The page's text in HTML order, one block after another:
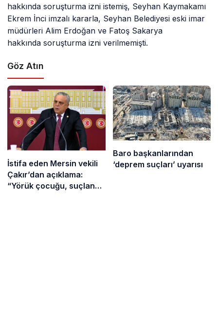
hakkında soruşturma izni istemiş, Seyhan Kaymakamı
Ekrem İnci imzalı kararla, Seyhan Belediyesi eski imar
müdürleri Alim Erdoğan ve Fatoş Sakarya
hakkında soruşturma izni verilmemişti.
Göz Atın
İstifa eden Mersin vekili
Çakır’dan açıklama:
“Yörük çocuğu, suçlanan
Baro başkanlarından
‘deprem suçları’ uyarısı